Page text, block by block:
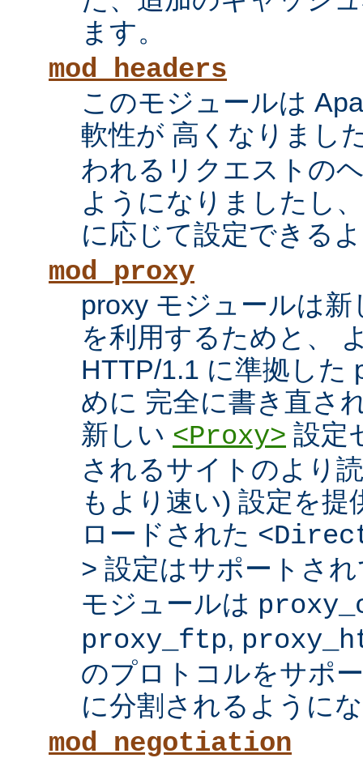
ます。
mod_headers
このモジュールは
軟性が 高くなりまし
われるリクエストの
ようになりましたし
に応じて設定できる
mod_proxy
proxy モジュールは
を利用するためと、
HTTP/1.1 に準拠した
めに 完全に書き直さ
新しい <Proxy> 設定
されるサイトのより
もより速い) 設定を
ロードされた
> 設定はサポートさ
モジュールは
proxy_ftp,
のプロトコルをサポ
に分割されるように
mod_negotiation